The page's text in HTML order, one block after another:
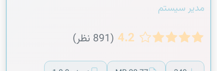
مدیر سیستم
4.2 (891 نظر)